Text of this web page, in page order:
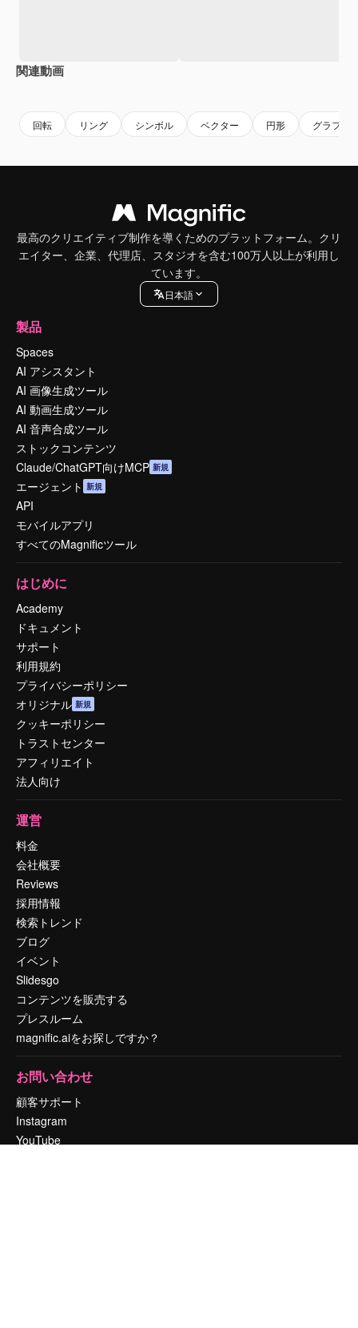
関連動画
回転 リング シンボル ベクター 円形 グラフィ
最高のクリエイティブ制作を導くためのプラットフォーム。クリ
エイター、企業、代理店、スタジオを含む100万人以上が利用し
ています。
日本語
製品
Spaces
AI アシスタント
AI 画像生成ツール
AI 動画生成ツール
AI 音声合成ツール
ストックコンテンツ
Claude/ChatGPT向けMCP 新規
エージェント 新規
API
モバイルアプリ
すべてのMagnificツール
はじめに
Academy
ドキュメント
サポート
利用規約
プライバシーポリシー
オリジナル 新規
クッキーポリシー
トラストセンター
アフィリエイト
法人向け
運営
料金
会社概要
Reviews
採用情報
検索トレンド
ブログ
イベント
Slidesgo
コンテンツを販売する
プレスルーム
magnific.aiをお探しですか？
お問い合わせ
顧客サポート
Instagram
YouTube